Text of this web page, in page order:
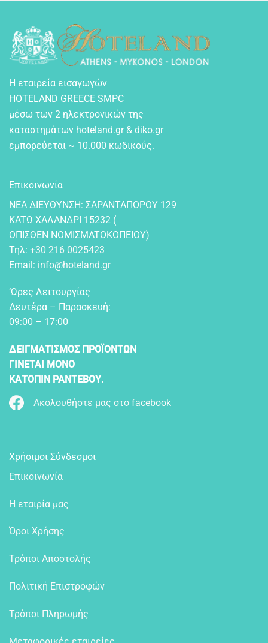
Η εταιρεία εισαγωγών
HOTELAND GREECE SMPC
μέσω των 2 ηλεκτρονικών της
καταστημάτων hoteland.gr & diko.gr
εμπορεύεται ~ 10.000 κωδικούς.
Επικοινωνία
NEA ΔIEYΘYNΣH: ΣAPANTAΠOPOY 129
KATΩ XAΛANΔPI 15232 (
OΠIΣΘEN NOMIΣMATOKOΠEIOY)
Τηλ: +30 216 0025423
Email: info@hoteland.gr
‘Ωρες Λειτουργίας
Δευτέρα – Παρασκευή:
09:00 – 17:00
ΔΕΙΓΜΑΤΙΣΜΟΣ ΠΡΟΪΟΝΤΩΝ
ΓΙΝΕΤΑΙ ΜΟΝΟ
ΚΑΤΟΠΙΝ ΡΑΝΤΕΒΟΥ.
Ακολουθήστε μας στο facebook
Χρήσιμοι Σύνδεσμοι
Επικοινωνία
Η εταιρία μας
Όροι Χρήσης
Τρόποι Αποστολής
Πολιτική Επιστροφών
Τρόποι Πληρωμής